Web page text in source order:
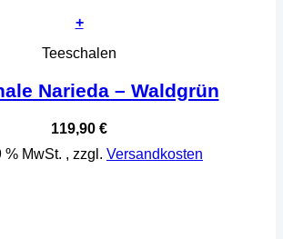
+
Teeschalen
Narieda – Waldgrün
119,90 €
% MwSt. , zzgl. Versandkosten